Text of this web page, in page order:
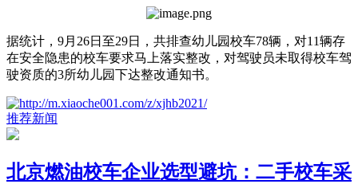
据统计，9月26日至29日，共排查幼儿园校车78辆，对11辆存
在安全隐患的校车要求马上落实整改，对驾驶员未取得校车驾
驶资质的3所幼儿园下达整改通知书。
推荐新闻
北京燃油校车企业选型避坑：二手校车采